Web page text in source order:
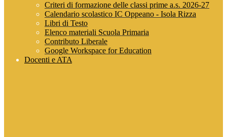
Criteri di formazione delle classi prime a.s. 2026-27
Calendario scolastico IC Oppeano - Isola Rizza
Libri di Testo
Elenco materiali Scuola Primaria
Contributo Liberale
Google Workspace for Education
Docenti e ATA